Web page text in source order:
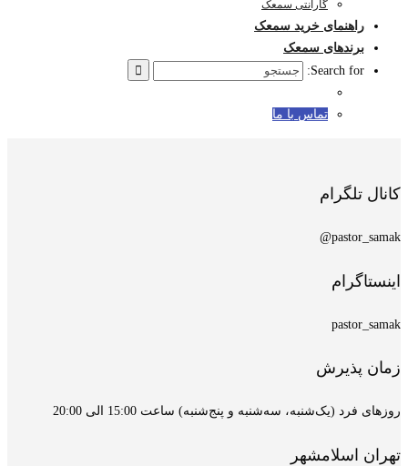
گارانتی سمعک
راهنمای خرید سمعک
برندهای سمعک
Search for:
تماس با ما
کانال تلگرام
pastor_samak@
اینستاگرام
pastor_samak
زمان پذیرش
روزهای فرد (یک‌شنبه، سه‌شنبه و پنج‌شنبه) ساعت 15:00 الی 20:00
تهران اسلامشهر